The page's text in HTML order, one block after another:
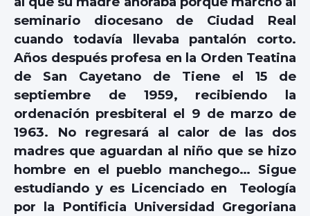
seminario diocesano de Ciudad Real
cuando todavía llevaba pantalón corto.
Años después profesa en la Orden Teatina
de San Cayetano de Tiene el 15 de
septiembre de 1959, recibiendo la
ordenación presbiteral el 9 de marzo de
1963. No regresará al calor de las dos
madres que aguardan al niño que se hizo
hombre en el pueblo manchego… Sigue
estudiando y es Licenciado en Teología
por la Pontificia Universidad Gregoriana